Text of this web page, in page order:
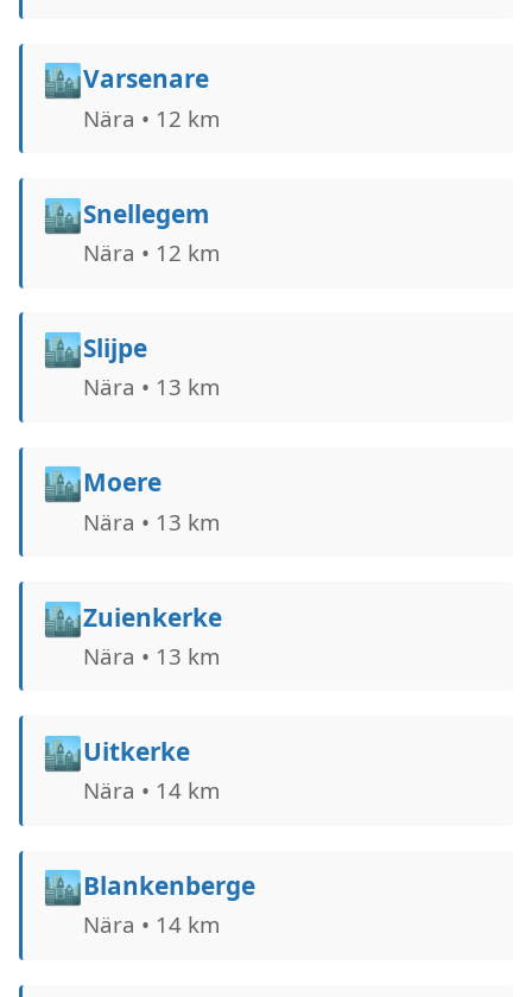
🏙️Varsenare
Nära • 12 km
🏙️Snellegem
Nära • 12 km
🏙️Slijpe
Nära • 13 km
🏙️Moere
Nära • 13 km
🏙️Zuienkerke
Nära • 13 km
🏙️Uitkerke
Nära • 14 km
🏙️Blankenberge
Nära • 14 km